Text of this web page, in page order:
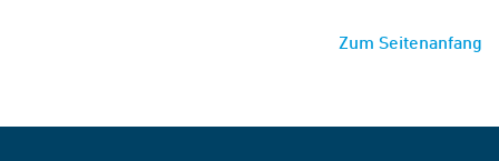
Zum Seitenanfang